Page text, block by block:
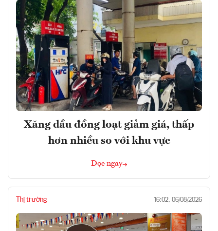
Xăng dầu đồng loạt giảm giá, thấp
hơn nhiều so với khu vực
Đọc ngay
Thị trường 16:02, 06/08/2026